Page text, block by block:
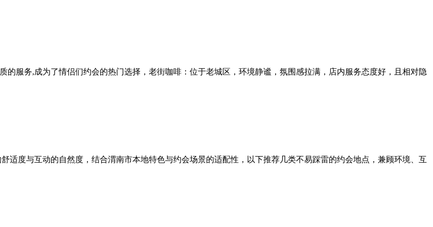
的服务,成为了情侣们约会的热门选择，老街咖啡：位于老城区，环境静谧，氛围感拉满，店内服务态度好，且相对隐
适度与互动的自然度，结合渭南市本地特色与约会场景的适配性，以下推荐几类不易踩雷的约会地点，兼顾环境、互